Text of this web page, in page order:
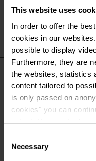
This website uses
In order to offer the
cookies in our websites.
possible to display
Furthermore, they are
the websites, statistics
content tailored to
is only passed on
cookies" you can
time.
Selection
Necessary
Infos
jeunesse